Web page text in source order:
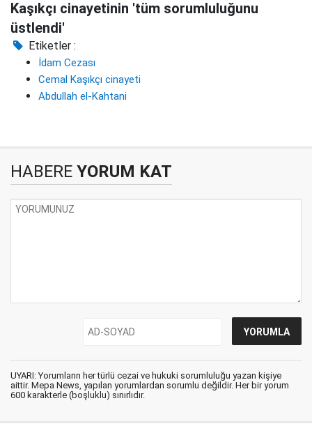
Kaşıkçı cinayetinin 'tüm sorumluluğunu
üstlendi'
Etiketler :
İdam Cezası
Cemal Kaşıkçı cinayeti
Abdullah el-Kahtani
HABERE YORUM KAT
UYARI: Yorumların her türlü cezai ve hukuki sorumluluğu yazan kişiye
aittir. Mepa News, yapılan yorumlardan sorumlu değildir. Her bir yorum
600 karakterle (boşluklu) sınırlıdır.